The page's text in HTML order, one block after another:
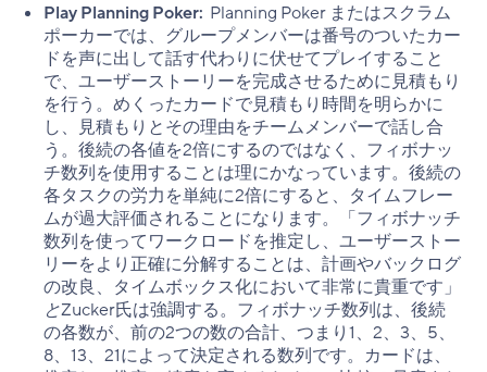
Play Planning Poker: Planning Poker またはスクラム
ポーカーでは、グループメンバーは番号のついたカー
ドを声に出して話す代わりに伏せてプレイすること
で、ユーザーストーリーを完成させるために見積もり
を行う。めくったカードで見積もり時間を明らかに
し、見積もりとその理由をチームメンバーで話し合
う。後続の各値を2倍にするのではなく、フィボナッ
チ数列を使用することは理にかなっています。後続の
各タスクの労力を単純に2倍にすると、タイムフレー
ムが過大評価されることになります。「フィボナッチ
数列を使ってワークロードを推定し、ユーザーストー
リーをより正確に分解することは、計画やバックログ
の改良、タイムボックス化において非常に貴重です」
とZucker氏は強調する。フィボナッチ数列は、後続
の各数が、前の2つの数の合計、つまり1、2、3、5、
8、13、21によって決定される数列です。カードは、